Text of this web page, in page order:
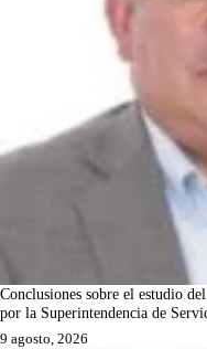
Conclusiones sobre el estudio
por la Superintendencia de
9 agosto, 2026